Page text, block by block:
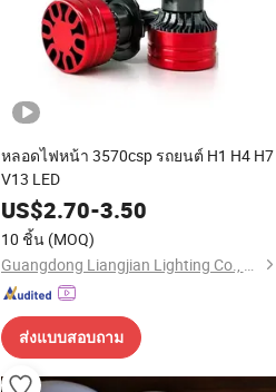
หลอดไฟหน้า 3570csp รถยนต์ H1 H4 H7
V13 LED
US$2.70-3.50
10 ชิ้น (MOQ)
Guangdong Liangjian Lighting Co., Ltd.
ส่งแบบสอบถาม